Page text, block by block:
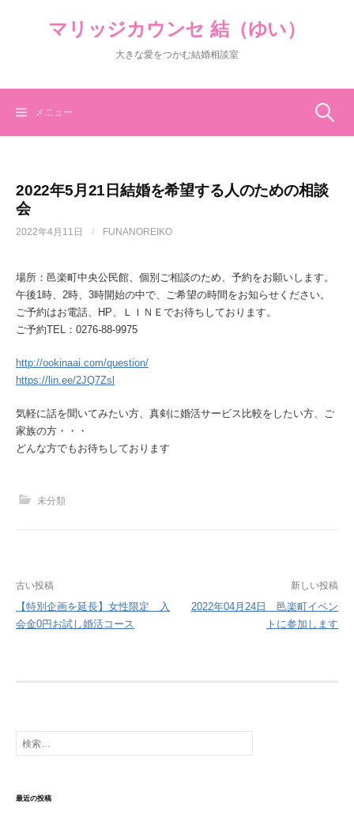
マリッジカウンセ 結（ゆい）
大きな愛をつかむ結婚相談室
メニュー 検
2022年5月21日結婚を希望する人のための相談
会
2022年4月11日 / FUNANOREIKO
場所：邑楽町中央公民館、個別ご相談のため、予約をお願いします。
午後1時、2時、3時開始の中で、ご希望の時間をお知らせください。
ご予約はお電話、HP、ＬＩＮＥでお待ちしております。
ご予約TEL：0276-88-9975
http://ookinaai.com/question/
https://lin.ee/2JQ7Zsl
気軽に話を聞いてみたい方、真剣に婚活サービス比較をしたい方、ご
家族の方・・・
どんな方でもお待ちしております
未分類
投
稿
ナ
ョ
ン
古い投稿
【特別企画を延長】女性限定 入
会金0円お試し婚活コース
新しい投稿
2022年04月24日 邑楽町イベン
トに参加します
検
索:
最近の投稿